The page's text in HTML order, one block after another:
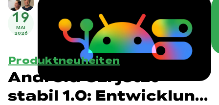
19
MAI
2026
Produktneuheiten
Android CLI jetzt
stabil 1.0: Entwicklung